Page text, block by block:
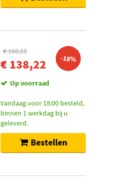
€ 168,55
€ 138,22 -18%
Op voorraad
Vandaag voor 18:00 besteld,
binnen 1 werkdag bij u
geleverd.
Bestellen